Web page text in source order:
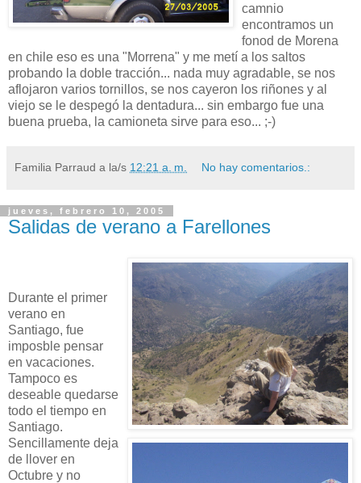
camnio
encontramos un
fonod de Morena
en chile eso es una "Morrena" y me metí a los saltos
probando la doble tracción... nada muy agradable, se nos
aflojaron varios tornillos, se nos cayeron los riñones y al
viejo se le despegó la dentadura... sin embargo fue una
buena prueba, la camioneta sirve para eso... ;-)
Familia Parraud a la/s 12:21 a. m. No hay comentarios.:
jueves, febrero 10, 2005
Salidas de verano a Farellones
Durante el primer
verano en
Santiago, fue
imposble pensar
en vacaciones.
Tampoco es
deseable quedarse
todo el tiempo en
Santiago.
Sencillamente deja
de llover en
Octubre y no